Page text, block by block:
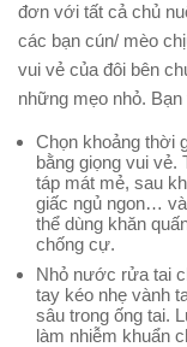
đơn với tất cả chủ
các bạn cún/ mèo
vui vẻ của đôi bên
những mẹo nhỏ.
Chọn khoảng thời
bằng giọng vui
táp mát mẻ, sau
giấc ngủ ngon…
thể dùng khăn
chống cự.
Nhỏ nước rửa tai
tay kéo nhẹ vành
sâu trong ống tai.
làm nhiễm khuẩn